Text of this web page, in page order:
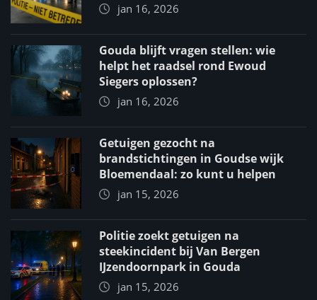
jan 16, 2026
Gouda blijft vragen stellen: wie
helpt het raadsel rond Ewoud
Siegers oplossen?
jan 16, 2026
Getuigen gezocht na
brandstichtingen in Goudse wijk
Bloemendaal: zo kunt u helpen
jan 15, 2026
Politie zoekt getuigen na
steekincident bij Van Bergen
IJzendoornpark in Gouda
jan 15, 2026